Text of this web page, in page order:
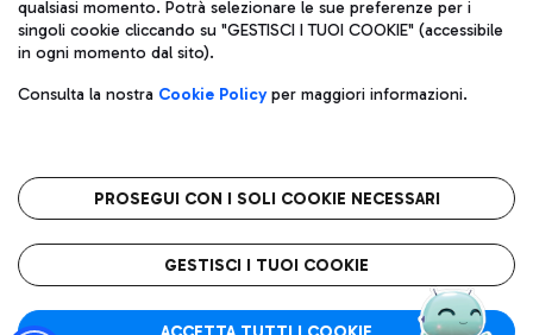
Gelateria
Wine Bar & Sparkling
Raggiungi l’aeroporto senza pensieri con il servizio di taxi a
Ristoranti
Scopri la nostra offerta per una pausa gustosa in aeroporto
Mappa Aeroporto Fiumicino
Capitale sociale 62.224.743,00 int. vers.
Sede legale: Via Pier Paolo Racchetti 1 - 00054 Fiumicino (RM)
telefono +39 06 65951
Privacy policy
Note legali
Roma FCO
L'aeroporto stellato
qualsiasi momento. Potrà selezionare le sue preferenze per i
singoli cookie cliccando su "GESTISCI I TUOI COOKIE" (accessibile
in ogni momento dal sito).
Consulta la nostra Cookie Policyper maggiori informazioni.
PROSEGUI CON I SOLI COOKIE NECESSARI
GESTISCI I TUOI COOKIE